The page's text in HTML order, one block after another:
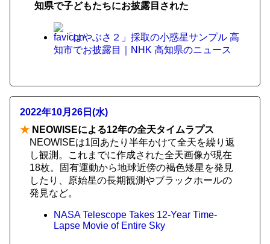
知県で子どもたちにお披露目された
「はやぶさ２」採取の小惑星サンプル 高
知市でお披露目｜NHK 高知県のニュース
2022年10月26日(水)
★ NEOWISEによる12年の全天タイムラプス
NEOWISEは1回あたり半年かけて全天を繰り返
し観測。これまでに作成された全天画像が現在
18枚。固有運動から地球近傍の褐色矮星を発見
したり、原始星の長期観測やブラックホールの
発見など。
NASA Telescope Takes 12-Year Time-
Lapse Movie of Entire Sky